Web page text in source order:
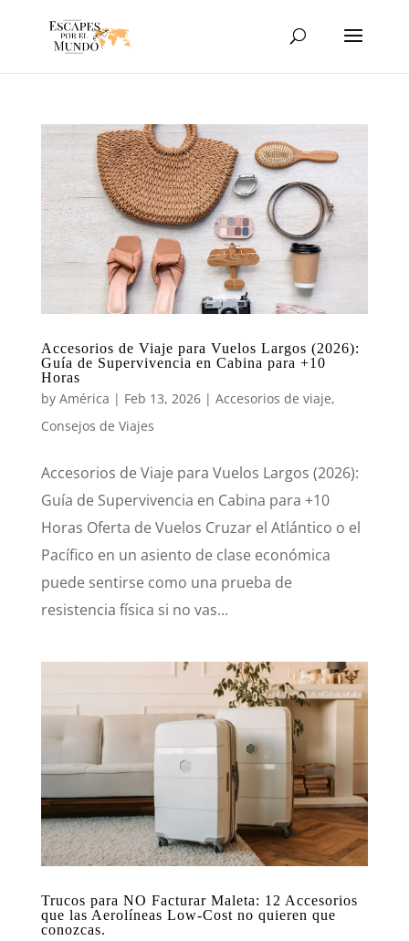
Accesorios de Viaje para Vuelos Largos (2026):
Guía de Supervivencia en Cabina para +10
Horas
by América | Feb 13, 2026| Accesorios de viaje,
Consejos de Viajes
Accesorios de Viaje para Vuelos Largos (2026):
Guía de Supervivencia en Cabina para +10
Horas Oferta de Vuelos Cruzar el Atlántico o el
Pacífico en un asiento de clase económica
puede sentirse como una prueba de
resistencia física si no vas...
Trucos para NO Facturar Maleta: 12 Accesorios
que las Aerolíneas Low-Cost no quieren que
conozcas.